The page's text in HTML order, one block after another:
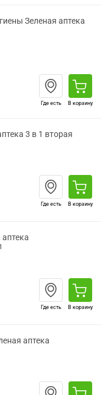
Зеленая аптека
Где есть В корзину
3 в 1 вторая
Где есть В корзину
Где есть В корзину
аптека